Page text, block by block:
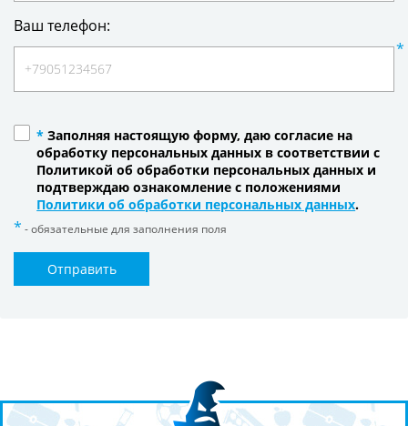
Ваш телефон:
* Заполняя настоящую форму, даю согласие на
обработку персональных данных в соответствии с
Политикой об обработки персональных данных и
подтверждаю ознакомление с положениями
Политики об обработки персональных данных.
- обязательные для заполнения поля
Отправить